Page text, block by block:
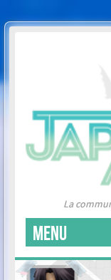
La
MENU